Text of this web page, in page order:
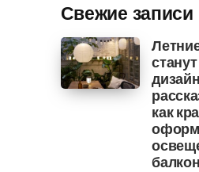
Свежие записи
как